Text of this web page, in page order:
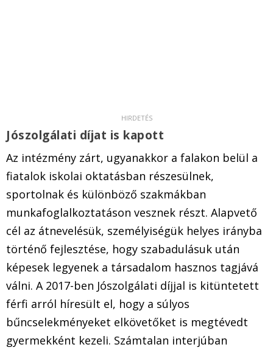
Jószolgálati díjat is kapott
Az intézmény zárt, ugyanakkor a falakon belül a
fiatalok iskolai oktatásban részesülnek,
sportolnak és különböző szakmákban
munkafoglalkoztatáson vesznek részt. Alapvető
cél az átnevelésük, személyiségük helyes irányba
történő fejlesztése, hogy szabadulásuk után
képesek legyenek a társadalom hasznos tagjává
válni. A 2017-ben Jószolgálati díjjal is kitüntetett
férfi arról híresült el, hogy a súlyos
bűncselekményeket elkövetőket is megtévedt
gyermekként kezeli. Számtalan interjúban